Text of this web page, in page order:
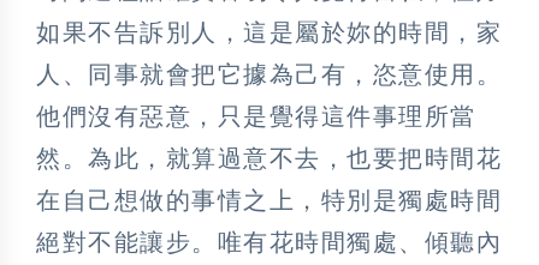
如果不告訴別人，這是屬於妳的時間，家
人、同事就會把它據為己有，恣意使用。
他們沒有惡意，只是覺得這件事理所當
然。為此，就算過意不去，也要把時間花
在自己想做的事情之上，特別是獨處時間
絕對不能讓步。唯有花時間獨處、傾聽內